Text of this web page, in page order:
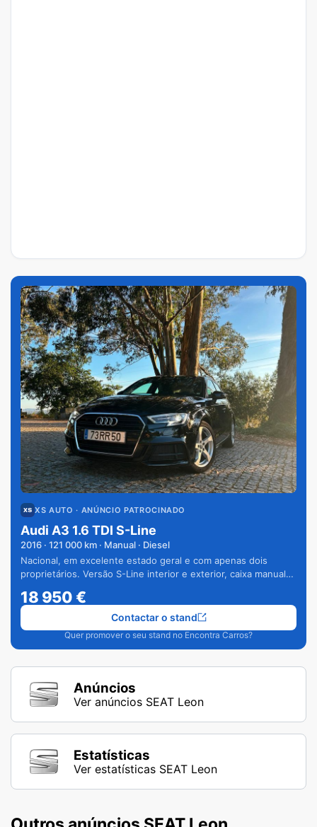
XS AUTO · ANÚNCIO PATROCINADO
Audi A3 1.6 TDI S-Line
2016 · 121 000 km · Manual · Diesel
Nacional, em excelente estado geral e com apenas dois
proprietários. Versão S-Line interior e exterior, caixa manual
18 950€
Quer promover o seu stand no Encontra Carros?
Contactar o stand
Anúncios
Ver anúncios SEAT Leon
Estatísticas
Ver estatísticas SEAT Leon